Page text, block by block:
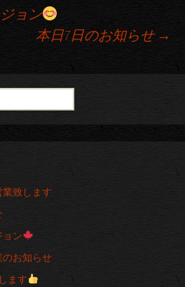
ョン
本日7日のお知らせ →
致します
ン
お知らせ
ます